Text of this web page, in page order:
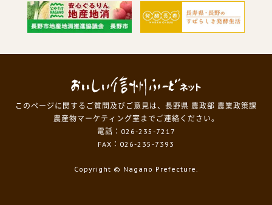
このページに関するご質問及びご意見は、長野県 農政部 農業政策課
農産物マーケティング室までご連絡ください。
電話：026-235-7217
FAX：026-235-7393
Copyright © Nagano Prefecture.